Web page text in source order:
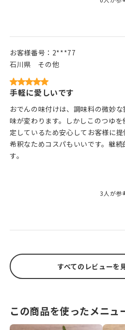
お客様番号： 2***77
石川県
その他
手軽に愛しいです
おでんの味付けは、調味料の微妙
味が変わります。しかしこのつゆ
定しているため安心してお客様に
希釈なためコスパもいいです。継
す。
3人が参
すべてのレビューを
この商品を使ったメニュ